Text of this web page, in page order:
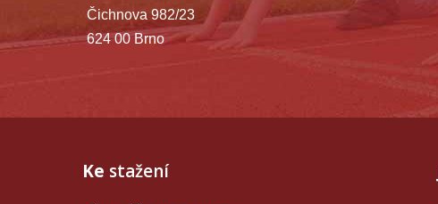
Čichnova 982/23
624 00 Brno
Ke stažení